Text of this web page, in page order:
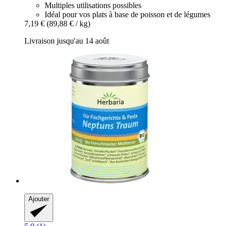
Multiples utilisations possibles
Idéal pour vos plats à base de poisson et de légumes
7,19 € (89,88 € / kg)
Livraison jusqu'au 14 août
Ajouter